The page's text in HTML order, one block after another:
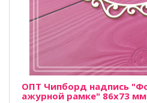
ОПТ Чипборд надпись
ажурной рамке" 86х73